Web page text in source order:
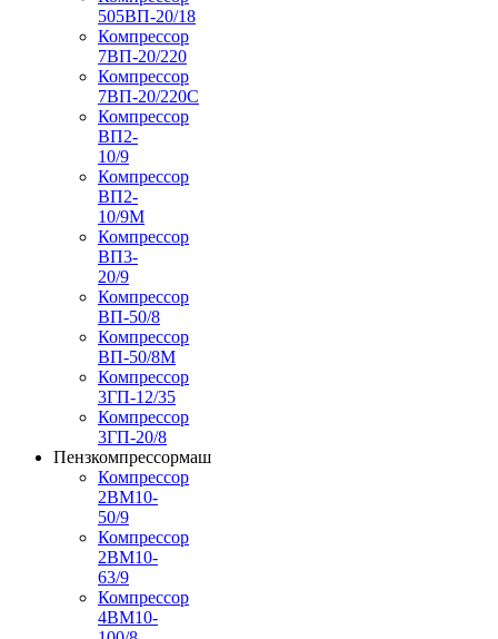
505ВП-20/18
Компрессор
7ВП-20/220
Компрессор
7ВП-20/220С
Компрессор
ВП2-
10/9
Компрессор
ВП2-
10/9М
Компрессор
ВП3-
20/9
Компрессор
ВП-50/8
Компрессор
ВП-50/8М
Компрессор
3ГП-12/35
Компрессор
3ГП-20/8
Пензкомпрессормаш
Компрессор
2ВМ10-
50/9
Компрессор
2ВМ10-
63/9
Компрессор
4ВМ10-